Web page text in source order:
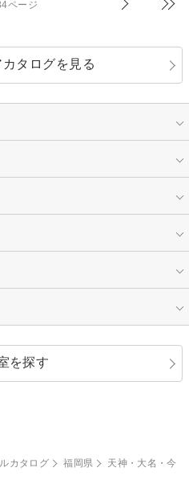
ページ
カタログを見る
ストリート
を探す
カタログ 福岡県
天神・大名・今